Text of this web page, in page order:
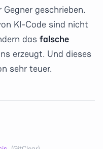
geschrieben.
KI-Code sind nicht
das falsche
erzeugt. Und dieses
sehr teuer.